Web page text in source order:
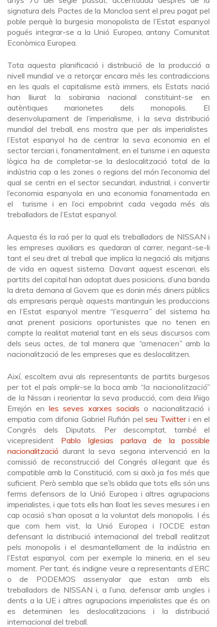
signatura dels Pactes de la Moncloa sent el preu pagat pel
poble perquè la burgesia monopolista de l’Estat espanyol
pogués integrar-se a la Unió Europea, antany Comunitat
Econòmica Europea.
Tota aquesta planificació i distribució de la producció a
nivell mundial ve a retorçar encara més les contradiccions
en les quals el capitalisme està immers, els Estats nació
han lliurat la sobirania nacional constituint-se en
autèntiques marionetes dels monopolis. El
desenvolupament de l’imperialisme, i la seva distribució
mundial del treball, ens mostra que per als imperialistes
l’Estat espanyol ha de centrar la seva economia en el
sector terciari i, fonamentalment, en el turisme i en aquesta
lògica ha de completar-se la deslocalització total de la
indústria cap a les zones o regions del món l’economia del
qual se centri en el sector secundari, industrial, i convertir
l’economia espanyola en una economia fonamentada en
el turisme i en l’oci empobrint cada vegada més als
treballadors de l’Estat espanyol.
Aquesta és la raó per la qual els treballadors de NISSAN i
les empreses auxiliars es quedaran al carrer, negant-se-li
tant el seu dret al treball que implica la negació als mitjans
de vida en aquest sistema. Davant aquest escenari, els
partits del capital han adoptat dues posicions, d’una banda
la dreta demana al Govern que es donin més diners públics
als empresaris perquè aquests mantinguin les produccions
en l’Estat espanyol mentre “l’esquerra” del sistema ha
anat prenent posicions oportunistes que no tenen en
compte la realitat material tant en els seus discursos com
dels seus actes, de tal manera que “amenacen”amb la
nacionalització de les empreses que es deslocalitzen.
Així, escoltem avui als representants de partits burgesos
per tot el país omplir-se la boca amb “la nacionalització”
de la Nissan i reorientar la seva producció, com deia Iñigo
Errejón en les seves xarxes socials o nacionalització i
empatia com difonia Gabriel Rufián pel seu Twitteri en el
Congrés dels Diputats. Per descomptat, també el
vicepresident Pablo Iglesias parlava de la possible
nacionalització durant la seva segona intervenció en la
comissió de reconstrucció del Congrés al·legant que és
compatible amb la Constitució, com si això ja fos més que
suficient. Però sembla que se’ls oblida que tots ells són uns
ferms defensors de la Unió Europea i altres agrupacions
imperialistes, i que tots ells han lloat les seves mesures i en
cap ocasió s’han oposat a la voluntat dels monopolis. I és
que com hem vist, la Unió Europea i l’OCDE estan
defensant la distribució internacional del treball realitzat
pels monopolis i el desmantellament de la indústria en
l’Estat espanyol, com per exemple la mineria, en el seu
moment. Per tant, és indigne veure a representants d’ERC
o de PODEMOS assenyalar que estan amb els
treballadors de NISSAN i, a l’una, defensar amb ungles i
dents a la UE i altres agrupacions imperialistes que és on
es determinen les deslocalitzacions i la distribució
internacional del treball.